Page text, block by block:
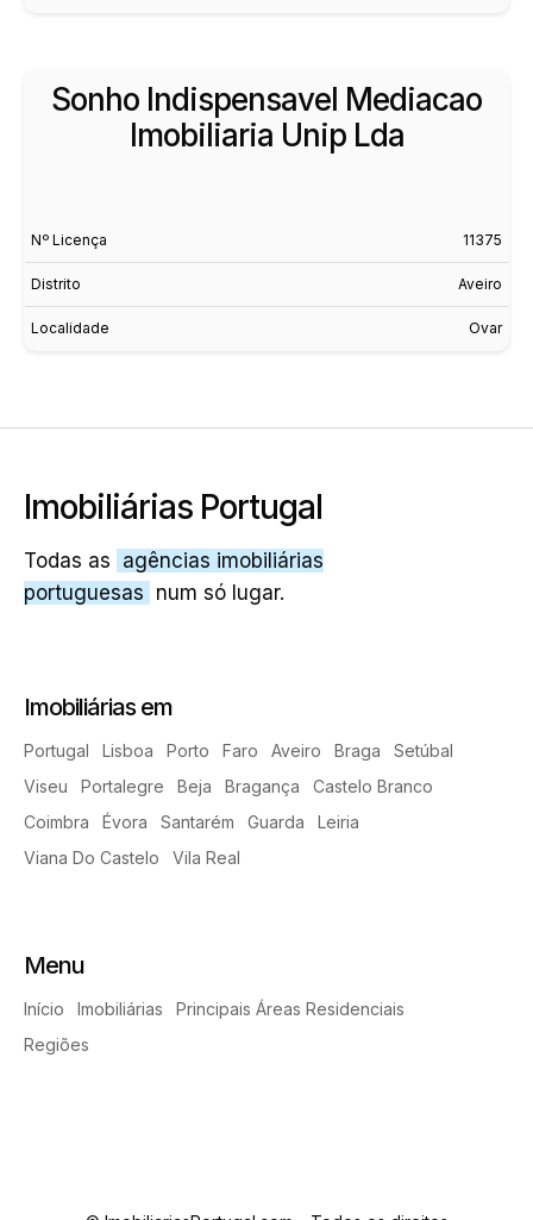
Sonho Indispensavel Mediacao
Imobiliaria Unip Lda
Nº Licença 11375
Distrito Aveiro
Localidade Ovar
Imobiliárias Portugal
Todas as agências imobiliárias
portuguesas num só lugar.
Imobiliárias em
Portugal Lisboa Porto Faro Aveiro Braga
Setúbal
Viseu
Portalegre Beja Bragança
Castelo Branco
Coimbra
Évora Santarém Guarda
Leiria
Viana Do Castelo
Vila Real
Menu
Início Imobiliárias
Principais Áreas Residenciais
Regiões